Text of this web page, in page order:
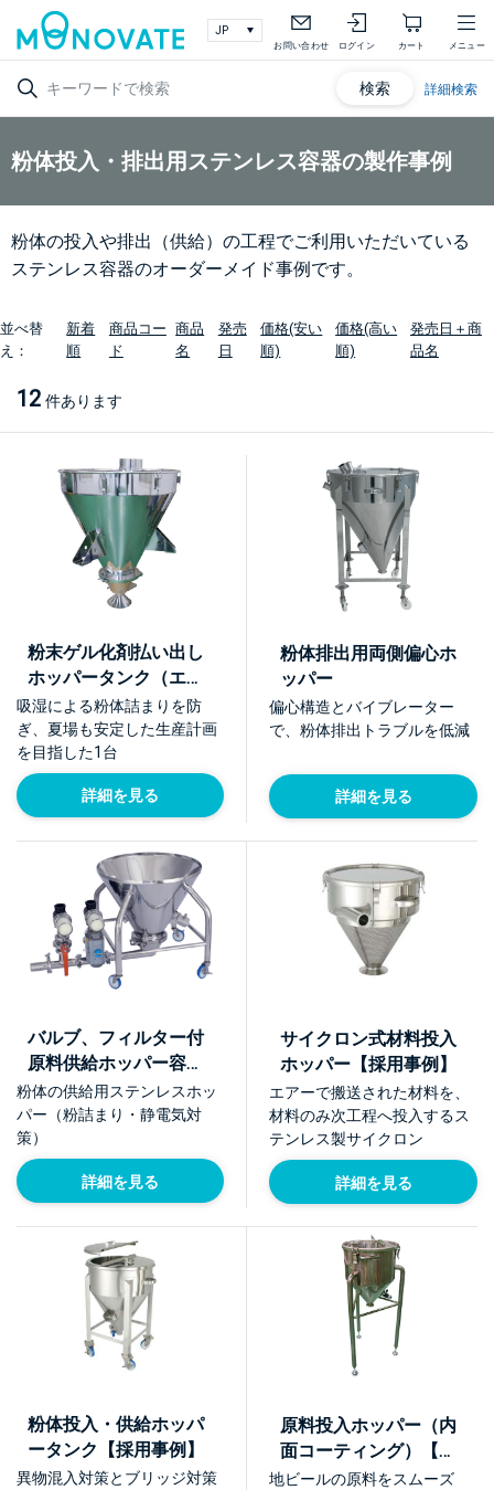
お問い合わせ ログイン カート メニュー
検索 詳細検索
粉体投入・排出用ステンレス容器の製作事例
粉体の投入や排出（供給）の工程でご利用いただいている
ステンレス容器のオーダーメイド事例です。
並べ替
え：
新着
順
商品コー
ド
商品
名
発売
日
価格(安い
順)
価格(高い
順)
発売日＋商
品名
12 件あります
粉末ゲル化剤払い出し
ホッパータンク（エア
レーションホッパー搭
載）【採用事例】
吸湿による粉体詰まりを防
ぎ、夏場も安定した生産計画
を目指した1台
詳細を見る
粉体排出用両側偏心ホ
ッパー
偏心構造とバイブレーター
で、粉体排出トラブルを低減
詳細を見る
バルブ、フィルター付
原料供給ホッパー容器
【採用事例】
粉体の供給用ステンレスホッ
パー（粉詰まり・静電気対
策）
詳細を見る
サイクロン式材料投入
ホッパー【採用事例】
エアーで搬送された材料を、
材料のみ次工程へ投入するス
テンレス製サイクロン
詳細を見る
粉体投入・供給ホッパ
ータンク【採用事例】
異物混入対策とブリッジ対策
原料投入ホッパー（内
面コーティング）【採
用事例】
地ビールの原料をスムーズ